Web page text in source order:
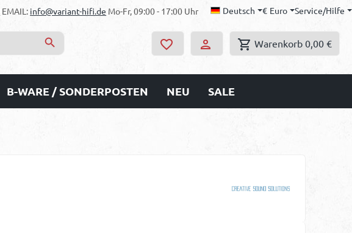
EMAIL: info@variant-hifi.de Mo-Fr, 09:00 - 17:00 Uhr Deutsch € Euro Service/Hilfe
Warenkorb 0,00 €
B-WARE / SONDERPOSTEN NEU SALE